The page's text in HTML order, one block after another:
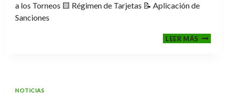
a los Torneos 🟨 Régimen de Tarjetas 📝 Aplicación de
Sanciones
LEER MÁSFASE
NOTICIAS